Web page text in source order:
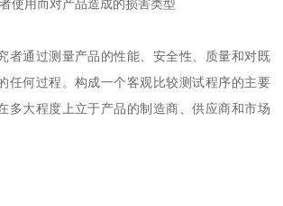
用而对产品造成的损害类型
通过测量产品的性能、安全性、质量和对既
任何过程。构成一个客观比较测试程序的主要
多大程度上立于产品的制造商、供应商和市场